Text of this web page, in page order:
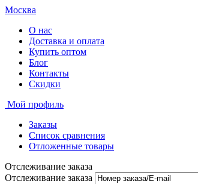
Москва
О нас
Доставка и оплата
Купить оптом
Блог
Контакты
Скидки
Мой профиль
Заказы
Список сравнения
Отложенные товары
Отслеживание заказа
Отслеживание заказа